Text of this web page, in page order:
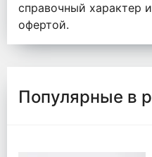
справочный характер
офертой.
Популярные в